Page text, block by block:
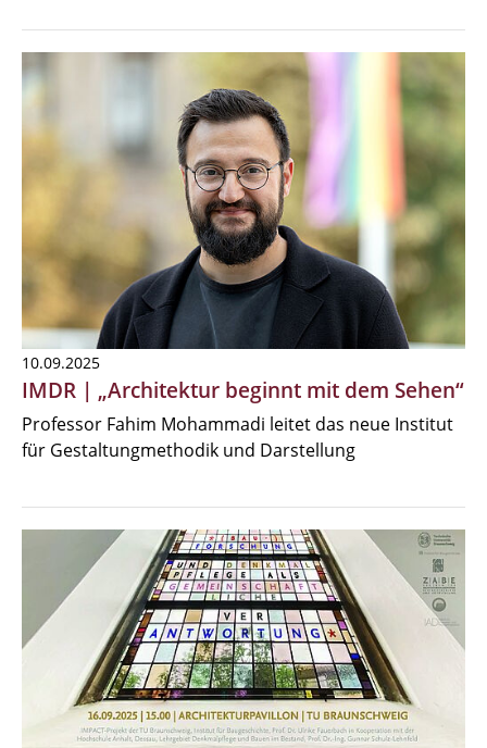
10.09.2025
IMDR | „Architektur beginnt mit dem Sehen“
Professor Fahim Mohammadi leitet das neue Institut
für Gestaltungmethodik und Darstellung